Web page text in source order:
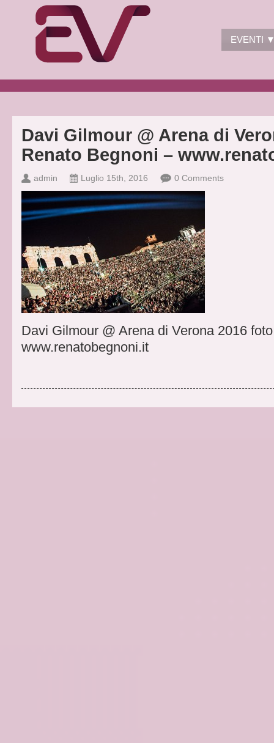
EVENTI
Davi Gilmour @ Arena di
Renato Begnoni –
admin Luglio 15th, 2016 0 Comments
Davi Gilmour @ Arena di Verona 2016
www.renatobegnoni.it